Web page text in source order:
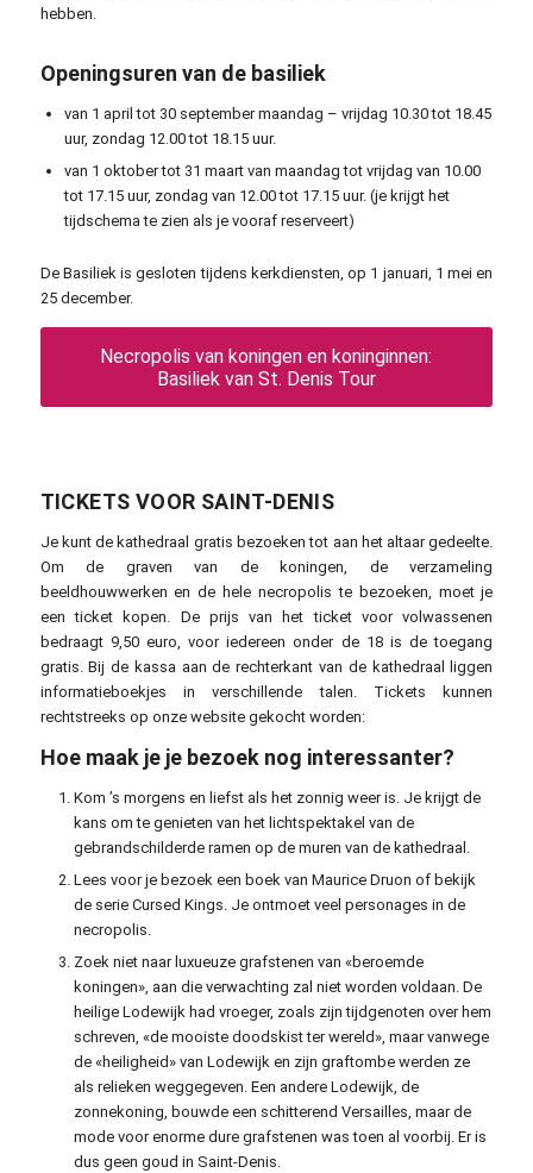
hebben.
Openingsuren van de basiliek
van 1 april tot 30 september maandag – vrijdag 10.30 tot 18.45
uur, zondag 12.00 tot 18.15 uur.
van 1 oktober tot 31 maart van maandag tot vrijdag van 10.00
tot 17.15 uur, zondag van 12.00 tot 17.15 uur. (je krijgt het
tijdschema te zien als je vooraf reserveert)
De Basiliek is gesloten tijdens kerkdiensten, op 1 januari, 1 mei en
25 december.
Necropolis van koningen en koninginnen:
Basiliek van St. Denis Tour
TICKETS VOOR SAINT-DENIS
Je kunt de kathedraal gratis bezoeken tot aan het altaar gedeelte.
Om de graven van de koningen, de verzameling
beeldhouwwerken en de hele necropolis te bezoeken, moet je
een ticket kopen. De prijs van het ticket voor volwassenen
bedraagt 9,50 euro, voor iedereen onder de 18 is de toegang
gratis. Bij de kassa aan de rechterkant van de kathedraal liggen
informatieboekjes in verschillende talen. Tickets kunnen
rechtstreeks op onze website gekocht worden:
Hoe maak je je bezoek nog interessanter?
Kom ’s morgens en liefst als het zonnig weer is. Je krijgt de
kans om te genieten van het lichtspektakel van de
gebrandschilderde ramen op de muren van de kathedraal.
Lees voor je bezoek een boek van Maurice Druon of bekijk
de serie Cursed Kings. Je ontmoet veel personages in de
necropolis.
Zoek niet naar luxueuze grafstenen van «beroemde
koningen», aan die verwachting zal niet worden voldaan. De
heilige Lodewijk had vroeger, zoals zijn tijdgenoten over hem
schreven, «de mooiste doodskist ter wereld», maar vanwege
de «heiligheid» van Lodewijk en zijn graftombe werden ze
als relieken weggegeven. Een andere Lodewijk, de
zonnekoning, bouwde een schitterend Versailles, maar de
mode voor enorme dure grafstenen was toen al voorbij. Er is
dus geen goud in Saint-Denis.